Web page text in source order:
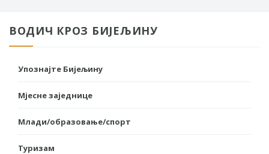
ВОДИЧ КРОЗ БИЈЕЉИНУ
Упознајте Бијељину
Мјесне заједнице
Млади/образовање/спорт
Туризам